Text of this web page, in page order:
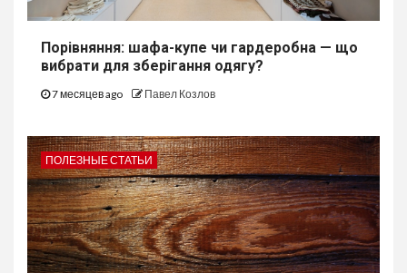
Порівняння: шафа-купе чи гардеробна — що
вибрати для зберігання одягу?
7 месяцев ago Павел Козлов
ПОЛЕЗНЫЕ СТАТЬИ